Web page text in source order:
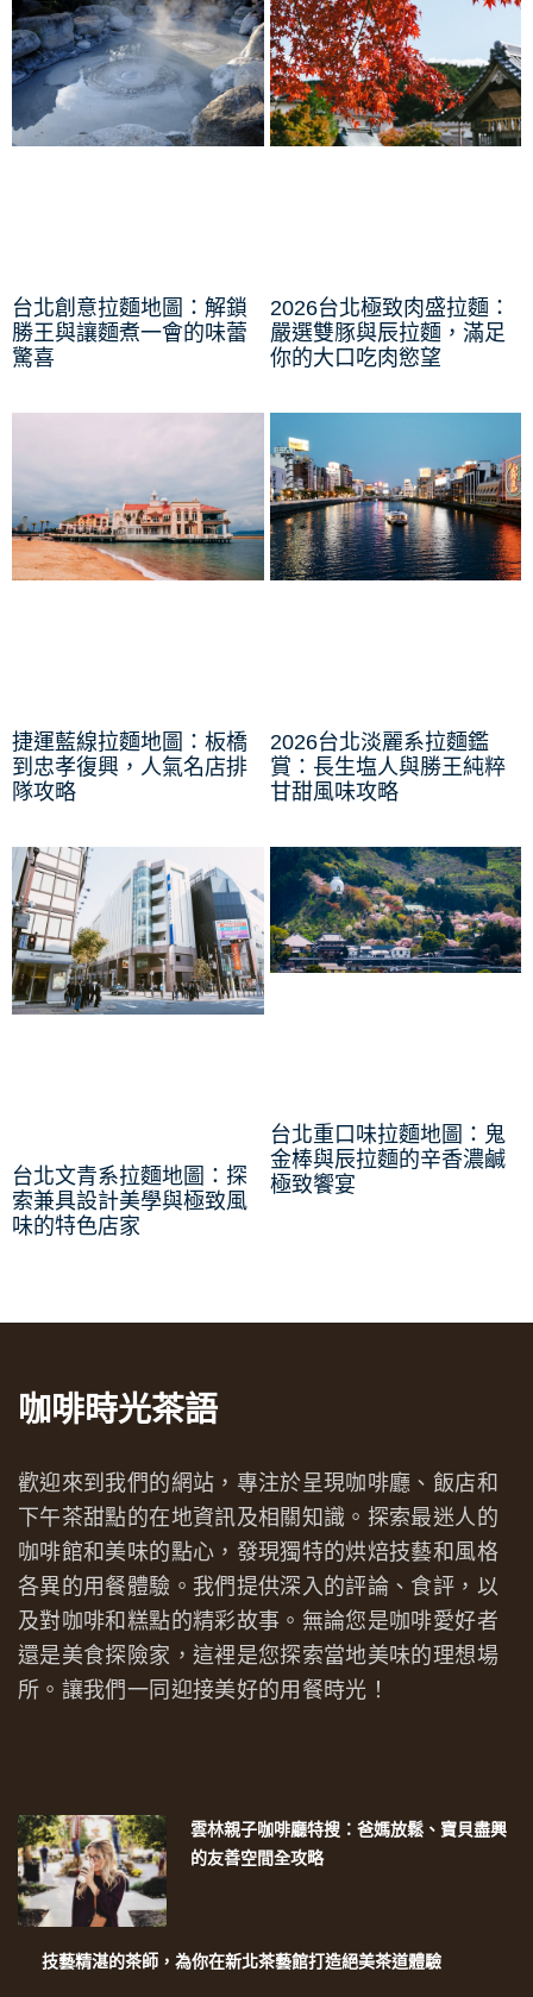
台北創意拉麵地圖：解鎖
勝王與讓麵煮一會的味蕾
驚喜
2026台北極致肉盛拉麵：
嚴選雙豚與辰拉麵，滿足
你的大口吃肉慾望
捷運藍線拉麵地圖：板橋
到忠孝復興，人氣名店排
隊攻略
2026台北淡麗系拉麵鑑
賞：長生塩人與勝王純粹
甘甜風味攻略
台北文青系拉麵地圖：探
索兼具設計美學與極致風
味的特色店家
台北重口味拉麵地圖：鬼
金棒與辰拉麵的辛香濃鹹
極致饗宴
咖啡時光茶語
歡迎來到我們的網站，專注於呈現咖啡廳、飯店和
下午茶甜點的在地資訊及相關知識。探索最迷人的
咖啡館和美味的點心，發現獨特的烘焙技藝和風格
各異的用餐體驗。我們提供深入的評論、食評，以
及對咖啡和糕點的精彩故事。無論您是咖啡愛好者
還是美食探險家，這裡是您探索當地美味的理想場
所。讓我們一同迎接美好的用餐時光！
雲林親子咖啡廳特搜：爸媽放鬆、寶貝盡興
的友善空間全攻略
技藝精湛的茶師，為你在新北茶藝館打造絕美茶道體驗